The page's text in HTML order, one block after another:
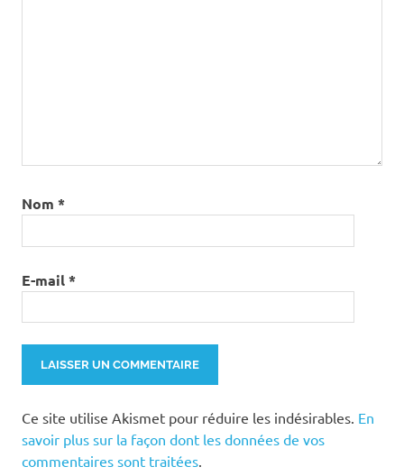
Nom *
E-mail*
Ce site utilise Akismet pour réduire les indésirables. En
savoir plus sur la façon dont les données de vos
commentaires sont traitées.